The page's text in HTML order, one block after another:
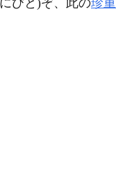
びと)ぞ、此の珍重